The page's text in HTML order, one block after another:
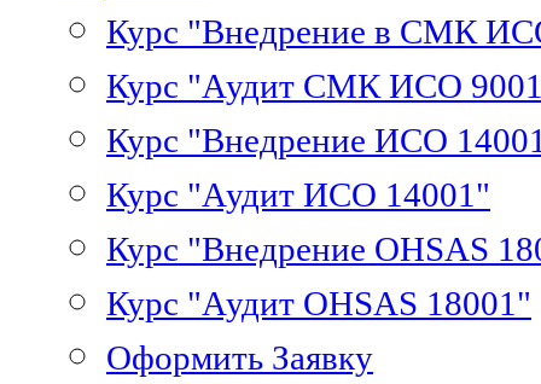
Курс "Внедрение в СМК
Курс "Аудит СМК ИСО
Курс "Внедрение ИСО
Курс "Аудит ИСО 14001"
Курс "Внедрение OHSAS
Курс "Аудит OHSAS 18001"
Оформить Заявку